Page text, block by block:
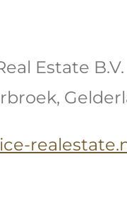
Estate B.V.